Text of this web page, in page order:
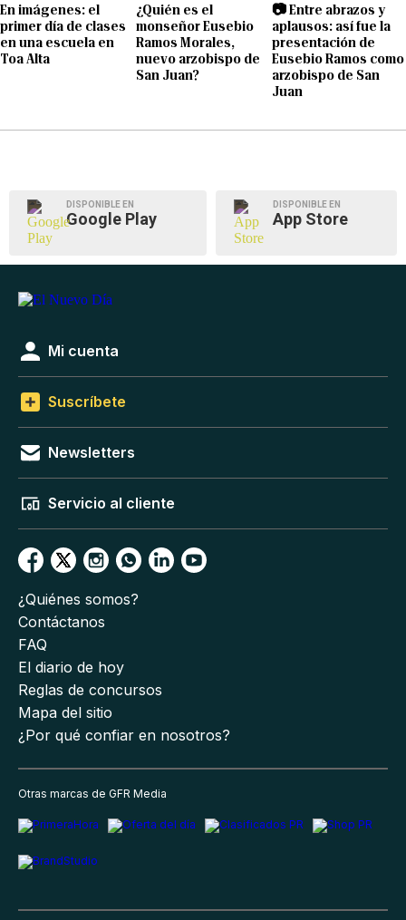
En imágenes: el
primer día de clases
en una escuela en
Toa Alta
¿Quién es el
monseñor Eusebio
Ramos Morales,
nuevo arzobispo de
San Juan?
📷 Entre abrazos y
aplausos: así fue la
presentación de
Eusebio Ramos como
arzobispo de San
Juan
DISPONIBLE EN
Google Play
DISPONIBLE EN
App Store
Mi cuenta
Suscríbete
Newsletters
Servicio al cliente
¿Quiénes somos?
Contáctanos
FAQ
El diario de hoy
Reglas de concursos
Mapa del sitio
¿Por qué confiar en nosotros?
Otras marcas de GFR Media